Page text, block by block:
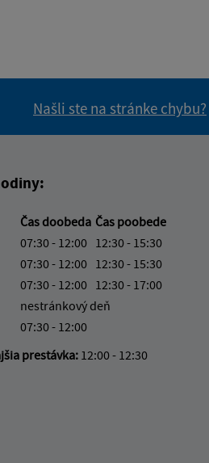
Našli ste na stránke chybu?
Čas doobeda Čas poobede
07:30 - 12:00 12:30 - 15:30
07:30 - 12:00 12:30 - 15:30
07:30 - 12:00 12:30 - 17:00
nestránkový deň
07:30 - 12:00
prestávka: 12:00 - 12:30